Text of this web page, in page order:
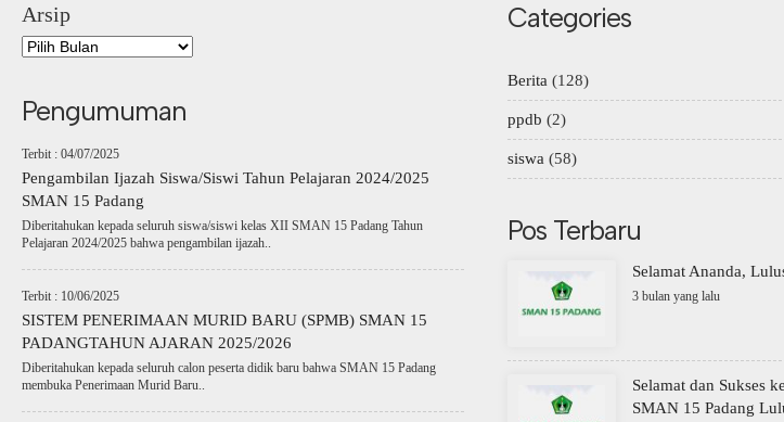
Arsip
Pengumuman
Terbit : 04/07/2025
Pengambilan Ijazah Siswa/Siswi Tahun Pelajaran 2024/2025
SMAN 15 Padang
Diberitahukan kepada seluruh siswa/siswi kelas XII SMAN 15 Padang Tahun
Pelajaran 2024/2025 bahwa pengambilan ijazah..
Terbit : 10/06/2025
SISTEM PENERIMAAN MURID BARU (SPMB) SMAN 15
PADANGTAHUN AJARAN 2025/2026
Diberitahukan kepada seluruh calon peserta didik baru bahwa SMAN 15 Padang
membuka Penerimaan Murid Baru..
Categories
Berita (128)
ppdb (2)
siswa (58)
Pos Terbaru
Selamat Ananda,
3 bulan yang lalu
Selamat dan Sukses
SMAN 15 Padang